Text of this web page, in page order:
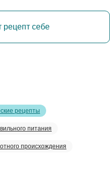
рецепт себе
рецепты
питания
происхождения